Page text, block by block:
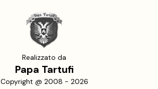
Realizzato da
Papa Tartufi
Copyright @ 2008 - 2026